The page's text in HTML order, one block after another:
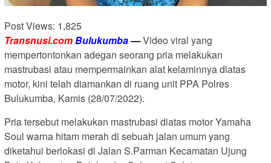
Post Views: 1,825
Transnusi.comBulukumba—Video viral yang
mempertontonkan adegan seorang pria melakukan
mastrubasi atau mempermainkan alat kelaminnya diatas
motor, kini telah diamankan di ruang unit PPA Polres
Bulukumba, Kamis (28/07/2022).
Pria tersebut melakukan mastrubasi diatas motor Yamaha
Soul warna hitam merah di sebuah jalan umum yang
diketahui berlokasi di Jalan S.Parman Kecamatan Ujung